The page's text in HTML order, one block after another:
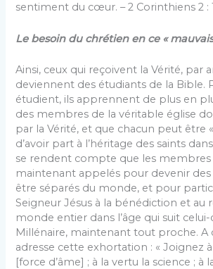
sentiment du cœur. – 2 Corinthiens 2 :
Le besoin du chrétien en ce «
Ainsi, ceux qui reçoivent la Vérité, par
deviennent des étudiants de la Bible.
étudient, ils apprennent de plus en
des membres de la véritable église
par la Vérité, et que chacun peut être
d’avoir part à l’héritage des saints
se rendent compte que les membres
maintenant appelés pour devenir des
être séparés du monde, et pour
Seigneur Jésus à la bénédiction et au
monde entier dans l’âge qui suit celui-
Millénaire, maintenant tout proche. A
adresse cette exhortation : « Joignez
[force d’âme] ; à la vertu la science ; à